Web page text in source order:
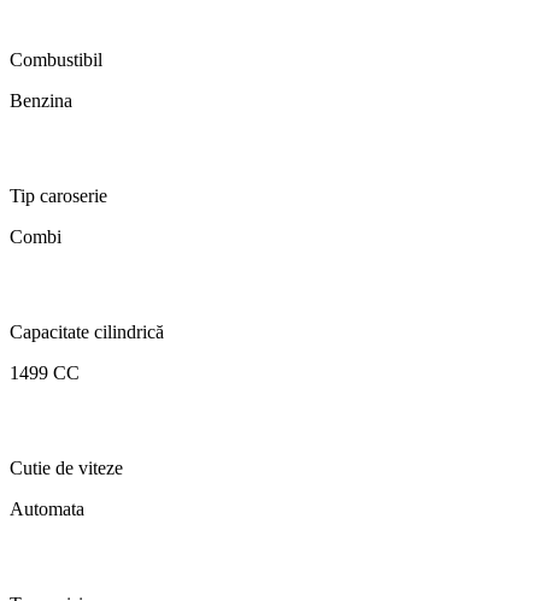
Combustibil
Benzina
Tip caroserie
Combi
Capacitate cilindrică
1499 CC
Cutie de viteze
Automata